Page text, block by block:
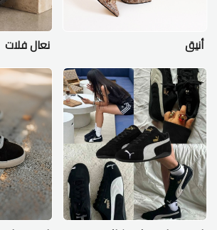
أنيق نعال فلات